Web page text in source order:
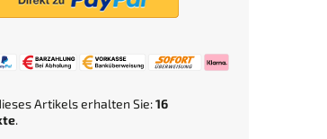
Artikels erhalten Sie:16
.